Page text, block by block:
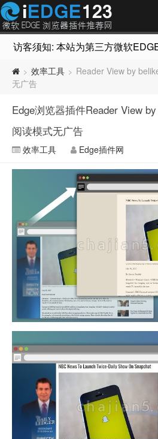
访客须知: 本站为第三方微软
> 效率工具 > Reader View by
无广告
Edge浏览器插件Reader View
阅读模式无广告
效率工具 Edge插件网